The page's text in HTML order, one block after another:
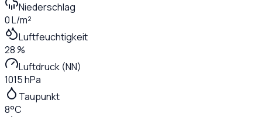
Niederschlag
0 L/m²
Luftfeuchtigkeit
28 %
Luftdruck (NN)
1015 hPa
Taupunkt
8°C